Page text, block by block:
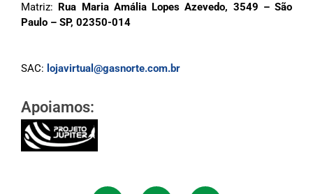
Matriz: Rua Maria Amália Lopes Azevedo, 3549 – São
Paulo – SP, 02350-014
SAC: lojavirtual@gasnorte.com.br
Apoiamos: